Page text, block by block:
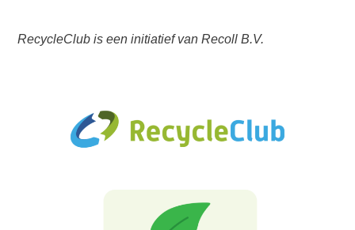
RecycleClub is een initiatief van Recoll B.V.